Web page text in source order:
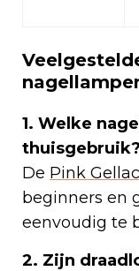
1. Welke
thuisgebruik?
De Pink
beginners en
eenvoudig te
2. Zijn